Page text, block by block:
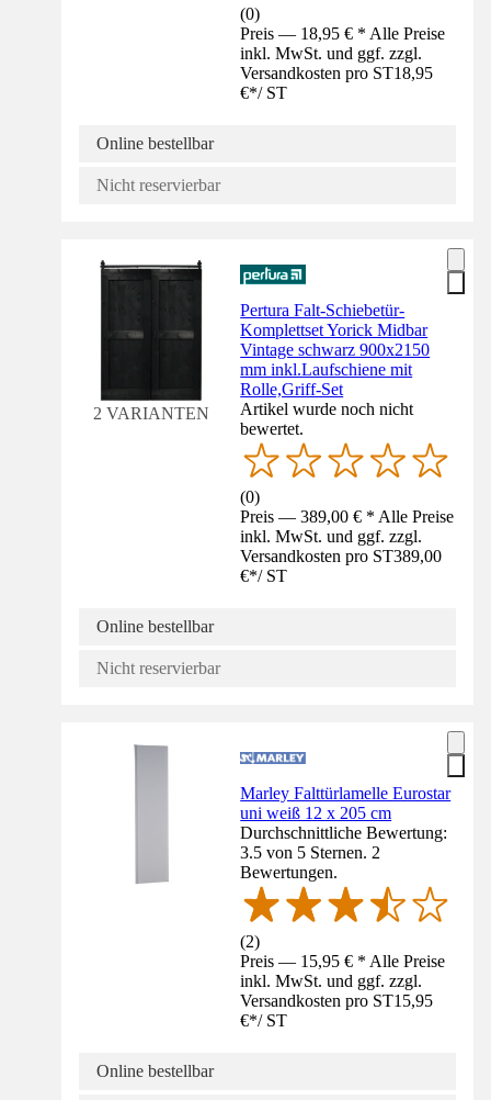
(0)
Preis — 18,95 € * Alle Preise
inkl. MwSt. und ggf. zzgl.
Versandkosten pro ST18,95
€*/ ST
Online bestellbar
Nicht reservierbar
2 VARIANTEN
Pertura Falt-Schiebetür-
Komplettset Yorick Midbar
Vintage schwarz 900x2150
mm inkl.Laufschiene mit
Rolle,Griff-Set
Artikel wurde noch nicht
bewertet.
(0)
Preis — 389,00 € * Alle Preise
inkl. MwSt. und ggf. zzgl.
Versandkosten pro ST389,00
€*/ ST
Online bestellbar
Nicht reservierbar
Marley Falttürlamelle Eurostar
uni weiß 12 x 205 cm
Durchschnittliche Bewertung:
3.5 von 5 Sternen. 2
Bewertungen.
(2)
Preis — 15,95 € * Alle Preise
inkl. MwSt. und ggf. zzgl.
Versandkosten pro ST15,95
€*/ ST
Online bestellbar